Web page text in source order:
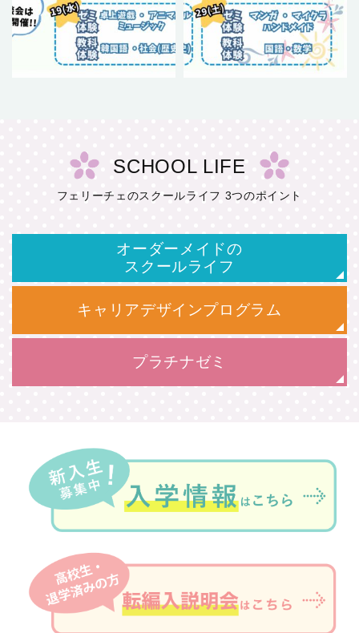
SCHOOL LIFE
フェリーチェのスクールライフ 3つのポイント
オーダーメイドの
スクールライフ
キャリアデザインプログラム
プラチナゼミ